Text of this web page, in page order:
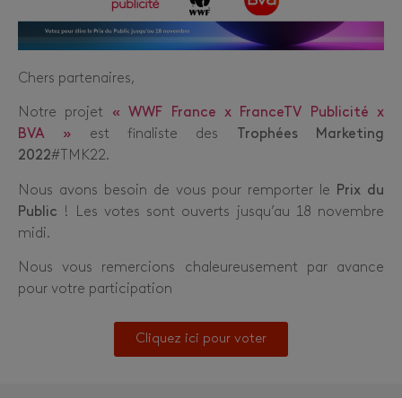
Chers partenaires,
Notre projet « WWF France x FranceTV Publicité x
BVA » est finaliste des
Trophées Marketing
2022#TMK22.
Nous avons besoin de vous pour remporter le
Prix du
Public ! Les votes sont ouverts jusqu’au 18 novembre
midi.
Nous vous remercions chaleureusement par avance
pour votre participation
Cliquez ici pour voter